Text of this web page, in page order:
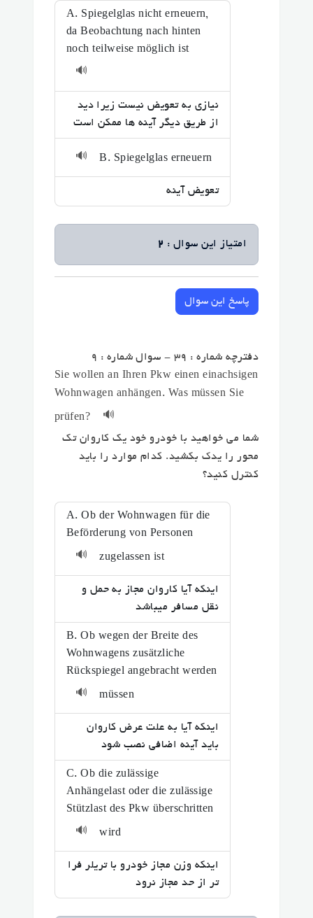
A. Spiegelglas nicht erneuern,
da Beobachtung nach hinten
noch teilweise möglich ist
🔊
نیازی به تعویض نیست زیرا دید
از طریق دیگر آینه ها ممکن است
B. Spiegelglas erneuern
🔊
تعویض آینه
امتیاز این سوال : 2
پاسخ این سوال
دفترچه شماره : 39 - سوال شماره : 9
Sie wollen an Ihren Pkw einen einachsigen
Wohnwagen anhängen. Was müssen Sie
prüfen?
🔊
شما می خواهید با خودرو خود یک کاروان تک
محور را یدک بکشید. کدام موارد را باید
کنترل کنید؟
A. Ob der Wohnwagen für die
Beförderung von Personen
zugelassen ist
🔊
اینکه آیا کاروان مجاز به حمل و
نقل مسافر میباشد
B. Ob wegen der Breite des
Wohnwagens zusätzliche
Rückspiegel angebracht werden
müssen
🔊
اینکه آیا به علت عرض کاروان
باید آینه اضافی نصب شود
C. Ob die zulässige
Anhängelast oder die zulässige
Stützlast des Pkw überschritten
wird
🔊
اینکه وزن مجاز خودرو با تریلر فرا
تر از حد مجاز نرود